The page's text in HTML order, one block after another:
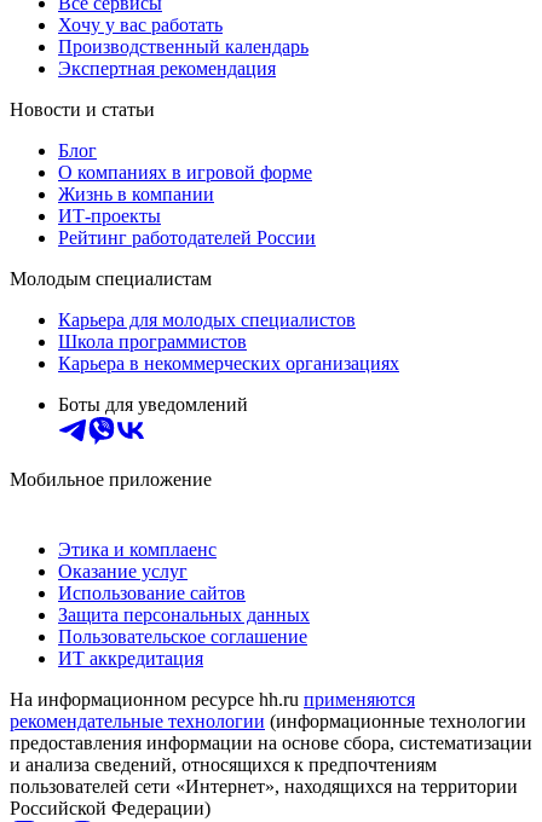
Хочу у вас работать
Производственный календарь
Экспертная рекомендация
Новости и статьи
Блог
О компаниях в игровой форме
Жизнь в компании
ИТ-проекты
Рейтинг работодателей России
Молодым специалистам
Карьера для молодых специалистов
Школа программистов
Карьера в некоммерческих организациях
Боты для уведомлений
Мобильное приложение
Этика и комплаенс
Оказание услуг
Использование сайтов
Защита персональных данных
Пользовательское соглашение
ИТ аккредитация
На информационном ресурсе hh.ru применяются
рекомендательные технологии (информационные технологии
предоставления информации на основе сбора, систематизации
и анализа сведений, относящихся к предпочтениям
пользователей сети «Интернет», находящихся на территории
Российской Федерации)